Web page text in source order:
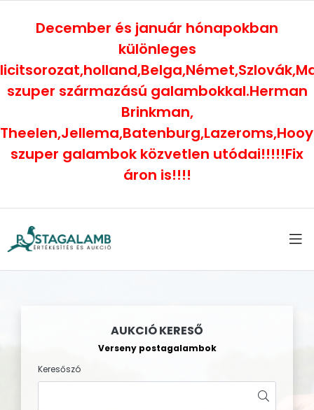
December és január hónapokban
különleges
szuper származású galambokkal.Herman
Brinkman,
szuper galambok közvetlen utódai!!!!!Fix
áron is!!!!
AUKCIÓ KERESŐ
Verseny postagalambok
Keresőszó